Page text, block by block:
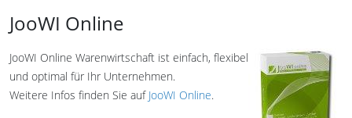
JooWI Online
JooWI Online Warenwirtschaft ist einfach, flexibel
und optimal für Ihr Unternehmen.
Weitere Infos finden Sie auf JooWI Online.